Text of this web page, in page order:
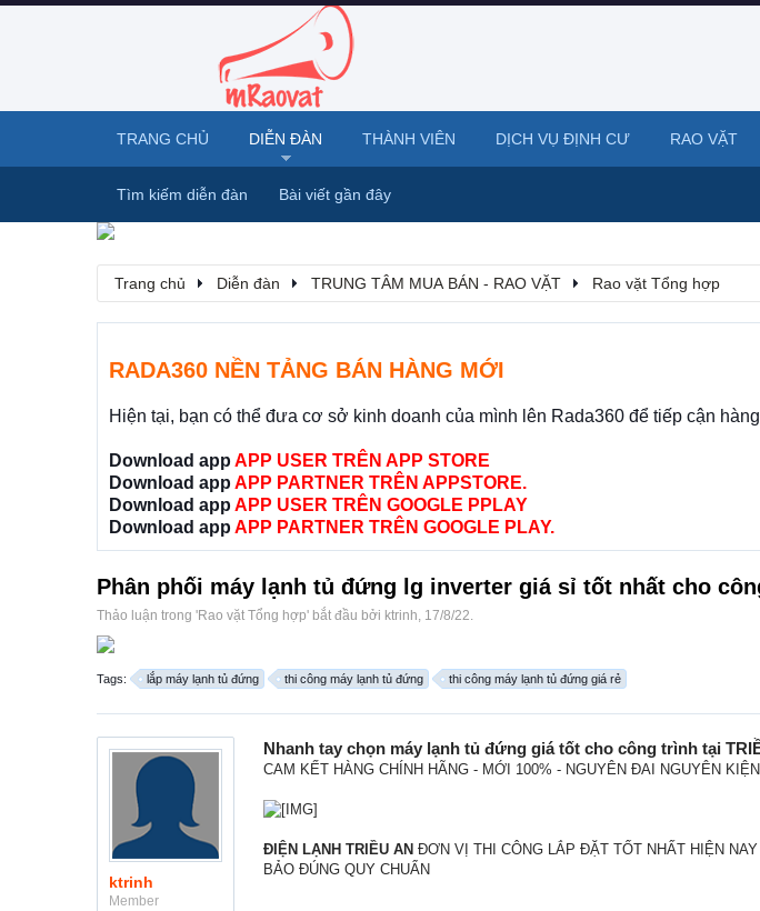
Trang chủ Diễn đàn TRUNG TÂM MUA BÁN - RAO VẶT Rao vặt Tổng hợp
RADA360 NỀN TẢNG BÁN HÀNG MỚI
Hiện tại, bạn có thể đưa cơ sở kinh doanh của mình lên Rada360 để tiếp cận
Download app APP USER TRÊN APP STORE
Download app APP PARTNER TRÊN APPSTORE.
Download app APP USER TRÊN GOOGLE PPLAY
Download app APP PARTNER TRÊN GOOGLE PLAY.
Phân phối máy lạnh tủ đứng lg inverter giá sỉ tốt nhất cho
Thảo luận trong 'Rao vặt Tổng hợp' bắt đầu bởi ktrinh, 17/8/22.
Tags: lắp máy lạnh tủ đứng thi công máy lạnh tủ đứng thi công máy lạnh tủ đứng giá rẻ
ktrinh
Member
Nhanh tay chọn máy lạnh tủ đứng giá tốt cho công trình tại
CAM KẾT HÀNG CHÍNH HÃNG - MỚI 100% - NGUYÊN ĐAI NGUYÊN KIỆN
ĐIỆN LẠNH TRIỀU AN ĐƠN VỊ THI CÔNG LẮP ĐẶT TỐT NHẤT HIỆN
BẢO ĐÚNG QUY CHUẨN
TRANG CHỦ DIỄN ĐÀN
Tìm kiếm diễn đàn Bài viết gần đây
THÀNH VIÊN DỊCH VỤ ĐỊNH CƯ RAO VẶT